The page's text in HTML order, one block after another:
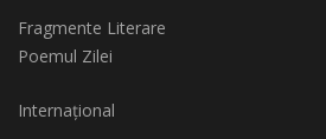
Fragmente Literare
Poemul Zilei
Internațional